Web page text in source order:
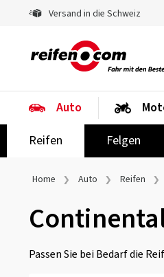
Versand in die Schweiz
Auto
Reifen
Felgen
Home Auto Reifen
Passen Sie bei Bedarf die